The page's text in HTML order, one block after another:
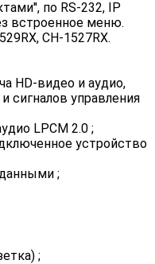
по RS-232, IP
встроенное меню.
CH-1527RX.
HD-видео и аудио,
сигналов управления
LPCM 2.0 ;
устройство
;
;